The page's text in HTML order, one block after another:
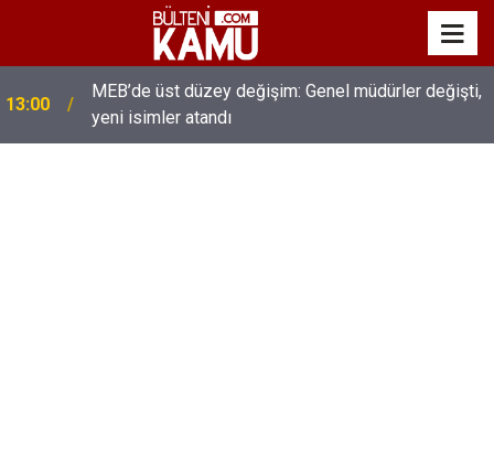
13:00
MEB’de üst düzey değişim: Genel müdürler değişti,
yeni isimler atandı